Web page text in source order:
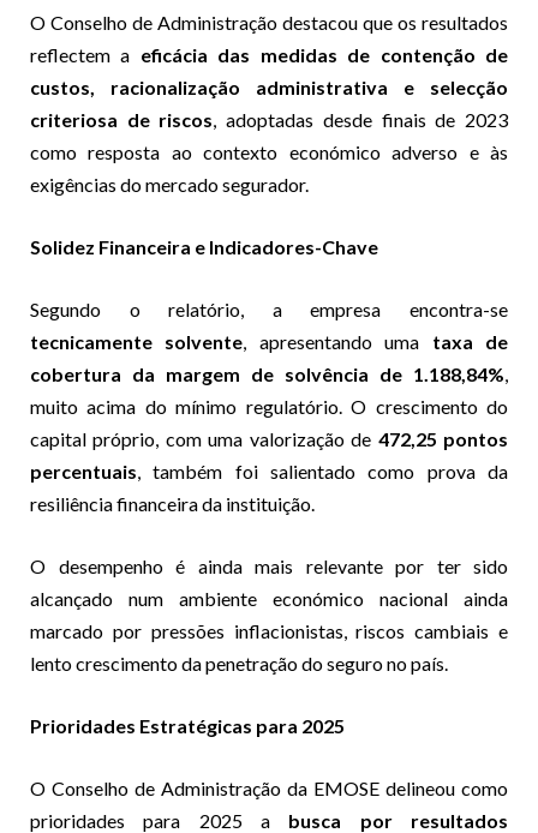
O Conselho de Administração destacou que os resultados
reflectem a eficácia das medidas de contenção de
custos, racionalização administrativa e selecção
criteriosa de riscos, adoptadas desde finais de 2023
como resposta ao contexto económico adverso e às
exigências do mercado segurador.
Solidez Financeira e Indicadores-Chave
Segundo o relatório, a empresa encontra-se
tecnicamente solvente, apresentando uma taxa de
cobertura da margem de solvência de 1.188,84%,
muito acima do mínimo regulatório. O crescimento do
capital próprio, com uma valorização de 472,25 pontos
percentuais, também foi salientado como prova da
resiliência financeira da instituição.
O desempenho é ainda mais relevante por ter sido
alcançado num ambiente económico nacional ainda
marcado por pressões inflacionistas, riscos cambiais e
lento crescimento da penetração do seguro no país.
Prioridades Estratégicas para 2025
O Conselho de Administração da EMOSE delineou como
prioridades para 2025 a busca por resultados